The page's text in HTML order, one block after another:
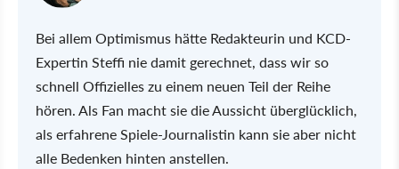
Bei allem Optimismus hätte Redakteurin und KCD-
Expertin Steffi nie damit gerechnet, dass wir so
schnell Offizielles zu einem neuen Teil der Reihe
hören. Als Fan macht sie die Aussicht überglücklich,
als erfahrene Spiele-Journalistin kann sie aber nicht
alle Bedenken hinten anstellen.